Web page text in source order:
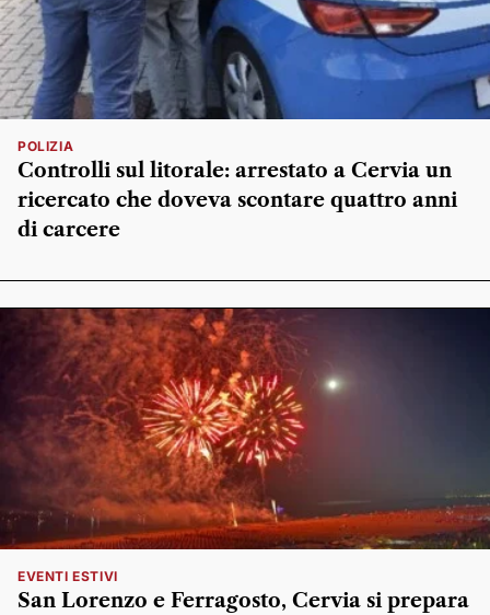
POLIZIA
Controlli sul litorale: arrestato a Cervia un
ricercato che doveva scontare quattro anni
di carcere
EVENTI ESTIVI
San Lorenzo e Ferragosto, Cervia si prepara